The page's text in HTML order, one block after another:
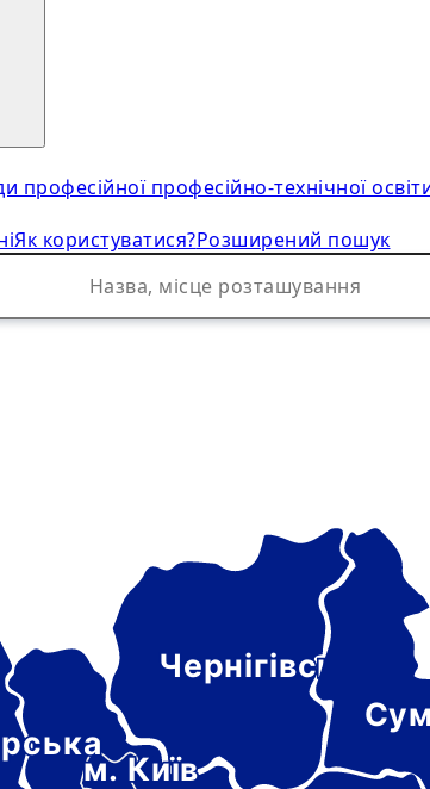
професійної професійно-технічної
Як користуватися?Розширений пошук
Чернігівська
м. Київ